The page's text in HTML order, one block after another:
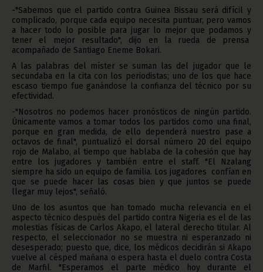
-"Sabemos que el partido contra Guinea Bissau será difícil y
complicado, porque cada equipo necesita puntuar, pero vamos
a hacer todo lo posible para jugar lo mejor que podamos y
tener el mejor resultado", dijo en la rueda de prensa
acompañado de Santiago Eneme Bokari.
A las palabras del míster se suman las del jugador que le
secundaba en la cita con los periodistas; uno de los que hace
escaso tiempo fue ganándose la confianza del técnico por su
efectividad.
-"Nosotros no podemos hacer pronósticos de ningún partido.
Únicamente vamos a tomar todos los partidos como una final,
porque en gran medida, de ello dependerá nuestro pase a
octavos de final", puntualizó el dorsal número 20 del equipo
rojo de Malabo, al tiempo que hablaba de la cohesión que hay
entre los jugadores y también entre el staff. "El Nzalang
siempre ha sido un equipo de familia. Los jugadores confían en
que se puede hacer las cosas bien y que juntos se puede
llegar muy lejos", señaló.
Uno de los asuntos que han tomado mucha relevancia en el
aspecto técnico después del partido contra Nigeria es el de las
molestias físicas de Carlos Akapo, el lateral derecho titular. Al
respecto, el seleccionador no se muestra ni esperanzado ni
desesperado; puesto que, dice, los médicos decidirán si Akapo
vuelve al césped mañana o espera hasta el duelo contra Costa
de Marfil. "Esperamos el parte médico hoy durante el